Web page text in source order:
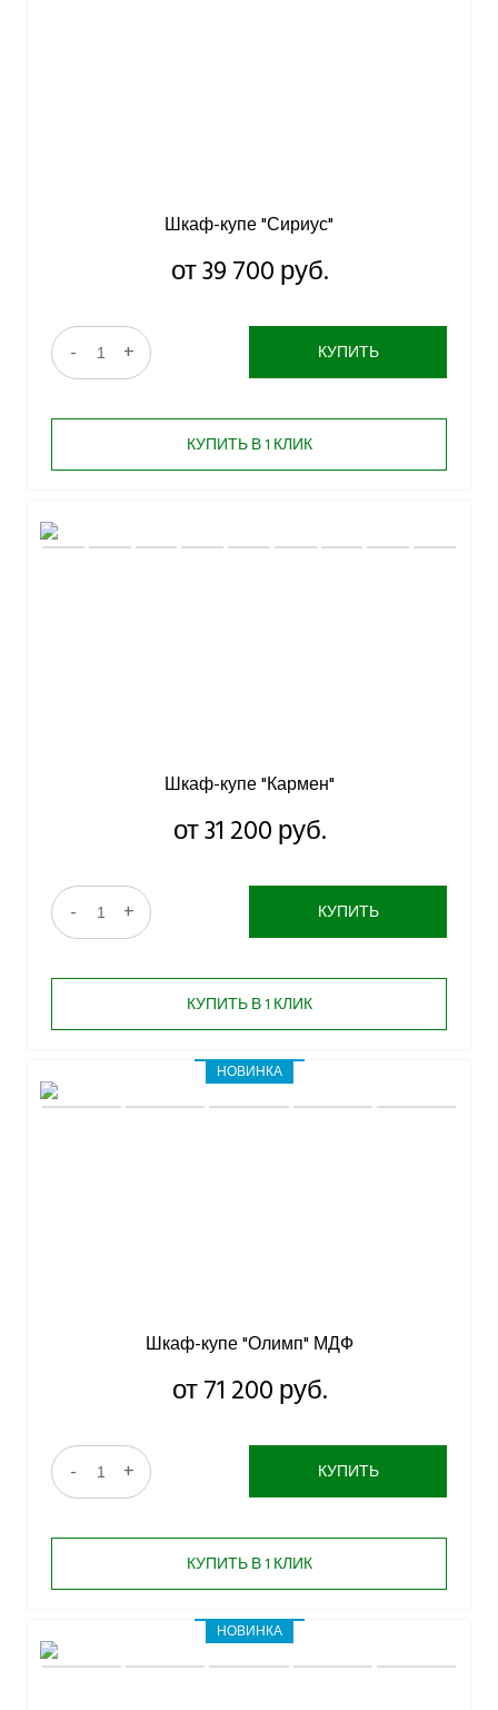
Шкаф-купе "Сириус"
от 39 700 руб.
- + КУПИТЬ
КУПИТЬ В 1 КЛИК
Шкаф-купе "Кармен"
от 31 200 руб.
- + КУПИТЬ
КУПИТЬ В 1 КЛИК
Шкаф-купе "Олимп" МДФ
от 71 200 руб.
- + КУПИТЬ
КУПИТЬ В 1 КЛИК
НОВИНКА
НОВИНКА